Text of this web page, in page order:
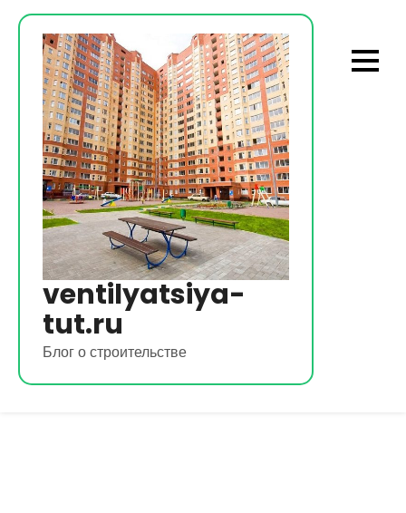
Перейти
содержимому
ventilyatsiya-
tut.ru
Блог о строительстве